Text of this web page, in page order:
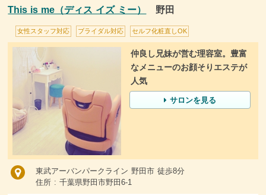
This is me（ディス イズ ミー） 野田
女性スタッフ対応 ブライダル対応 セルフ化粧直しOK
仲良し兄妹が営む理容室。豊富
なメニューのお顔そりエステが
人気
サロンを見る
東武アーバンパークライン 野田市 徒歩8分
住所 : 千葉県野田市野田6-1